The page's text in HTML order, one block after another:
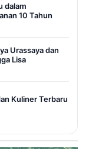
dalam
10 Tahun
Urassaya dan
Lisa
Kuliner Terbaru